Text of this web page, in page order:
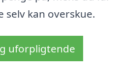
kan overskue.
uforpligtende